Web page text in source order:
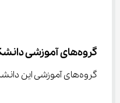
گروه‌های آموزشی دانشکده ارتباطات و رسانه
گروه‌های آموزشی این دانشکده به شرح زیر است: